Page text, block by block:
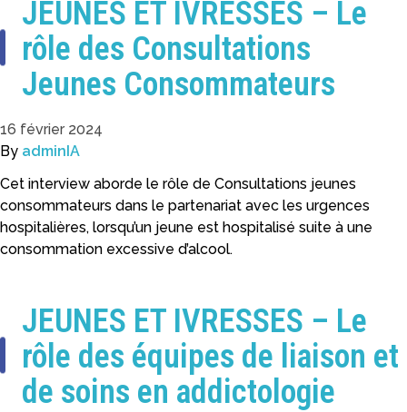
JEUNES ET IVRESSES – Le
rôle des Consultations
Jeunes Consommateurs
16 février 2024
By adminIA
Cet interview aborde le rôle de Consultations jeunes
consommateurs dans le partenariat avec les urgences
hospitalières, lorsqu’un jeune est hospitalisé suite à une
consommation excessive d’alcool.
JEUNES ET IVRESSES – Le
rôle des équipes de liaison et
de soins en addictologie